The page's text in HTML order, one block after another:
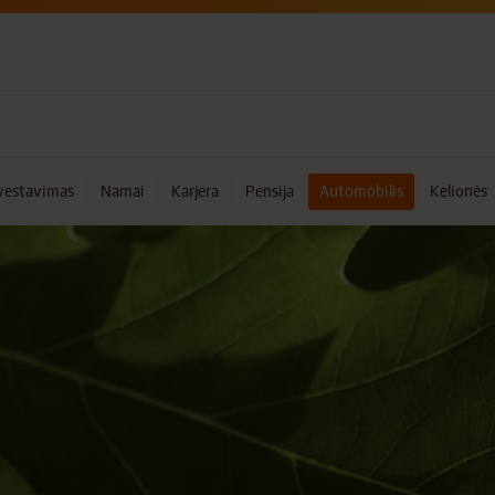
Namai Karjera Pensija Automobilis Kelionės